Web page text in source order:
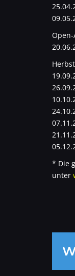
Open-
* Die
unter